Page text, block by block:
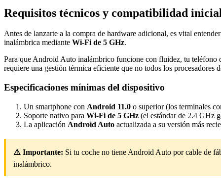
Requisitos técnicos y compatibilidad inicial
Antes de lanzarte a la compra de hardware adicional, es vital
inalámbrica mediante Wi-Fi de 5 GHz.
Para que Android Auto inalámbrico funcione con fluidez, tu teléfono
requiere una gestión térmica eficiente que no todos los procesadores
Especificaciones mínimas del dispositivo
Un smartphone con Android 11.0 o superior (los terminales
Soporte nativo para Wi-Fi de 5 GHz (el estándar de 2.4 GHz
La aplicación Android Auto actualizada a su versión más
⚠️ Importante: Si tu coche no tiene Android Auto por cable de
inalámbrico.